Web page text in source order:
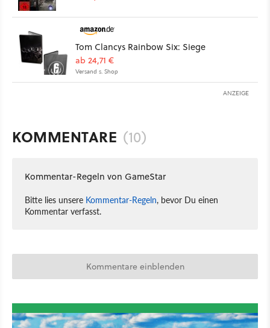
Tom Clancys Rainbow Six: Siege
ab 24,71 €
Versand s. Shop
ANZEIGE
KOMMENTARE (10)
Kommentar-Regeln von GameStar
Bitte lies unsere Kommentar-Regeln, bevor Du einen
Kommentar verfasst.
Kommentare einblenden